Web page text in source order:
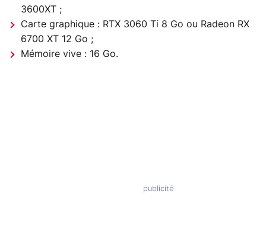
3600XT ;
Carte graphique : RTX 3060 Ti 8 Go ou Radeon RX
6700 XT 12 Go ;
Mémoire vive : 16 Go.